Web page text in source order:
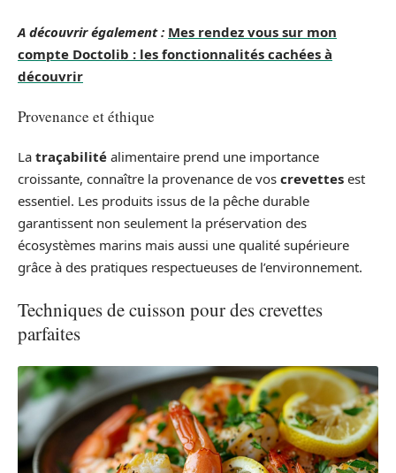
A découvrir également : Mes rendez vous sur mon
compte Doctolib : les fonctionnalités cachées à
découvrir
Provenance et éthique
La traçabilité alimentaire prend une importance
croissante, connaître la provenance de vos crevettes est
essentiel. Les produits issus de la pêche durable
garantissent non seulement la préservation des
écosystèmes marins mais aussi une qualité supérieure
grâce à des pratiques respectueuses de l’environnement.
Techniques de cuisson pour des crevettes
parfaites